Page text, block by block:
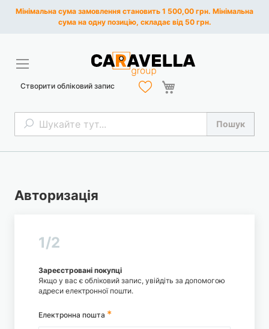
Мінімальна сума замовлення становить 1 500,00 грн. Мінімальна
сума на одну позицію, складає від 50 грн.
Пошук Пошук
Створити обліковий запис
Авторизація
1/2
Зареєстровані покупці
Якщо у вас є обліковий запис, увійдіть за допомогою
адреси електронної пошти.
Електронна пошта